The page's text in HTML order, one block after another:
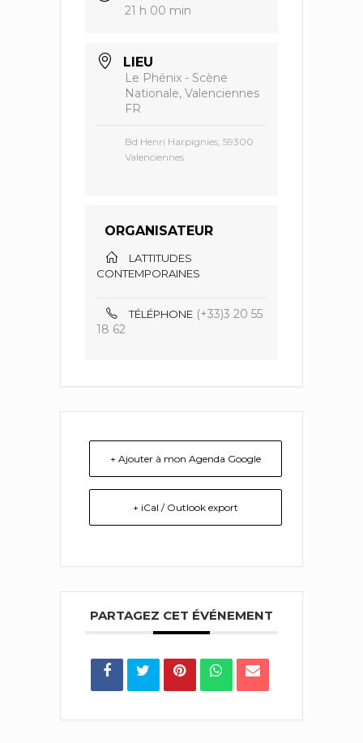
21 h 00 min
LIEU
Le Phénix - Scène
Nationale, Valenciennes
FR
Bd Henri Harpignies, 59300
Valenciennes
ORGANISATEUR
LATTITUDES
CONTEMPORAINES
TÉLÉPHONE (+33)3 20 55
18 62
+ Ajouter à mon Agenda Google
+ iCal / Outlook export
PARTAGEZ CET ÉVÉNEMENT